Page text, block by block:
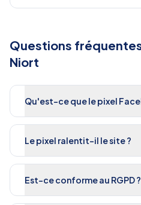
Questions
Niort
Qu'est-ce que le pixel
Le pixel ralentit-il le site ?
Est-ce conforme au RGPD ?